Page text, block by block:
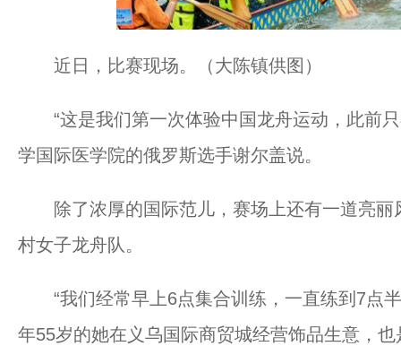
近日，比赛现场。（大陈镇供图）
“这是我们第一次体验中国龙舟运动，此前只
学国际医学院的俄罗斯选手谢尔盖说。
除了浓厚的国际范儿，赛场上还有一道亮
村女子龙舟队。
“我们经常早上6点集合训练，一直练到7点半
年55岁的她在义乌国际商贸城经营饰品生意，